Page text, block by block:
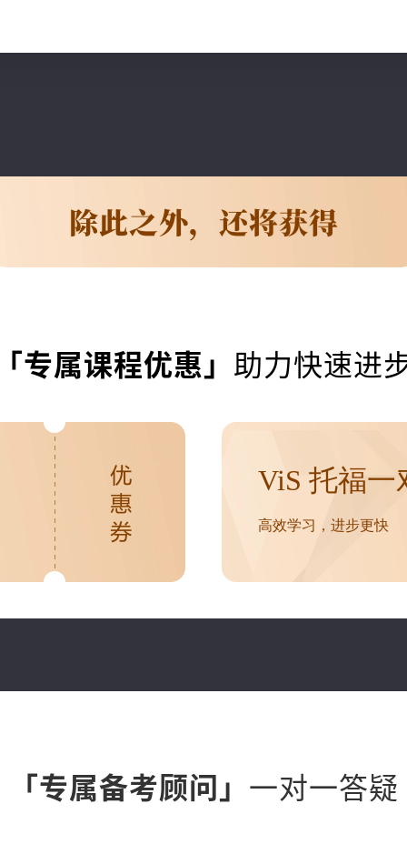
专属课程优惠」 助力快速进
ViS 托福一
高效学习，进步更快
「专属备考顾问」 一对一答疑